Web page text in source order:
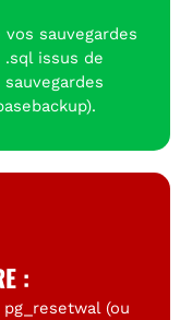
sauvegardes
issus de
:
(ou